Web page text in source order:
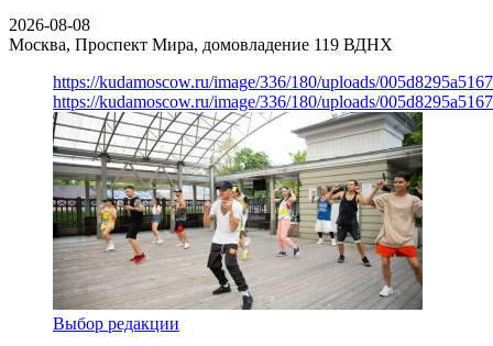
2026-08-08
Москва, Проспект Мира, домовладение 119 ВДНХ
https://kudamoscow.ru/image/336/180/uploads/
https://kudamoscow.ru/image/336/180/uploads/
Выбор редакции